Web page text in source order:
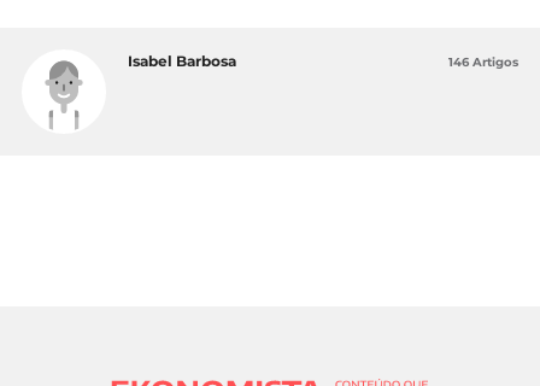
Isabel Barbosa 146 Artigos